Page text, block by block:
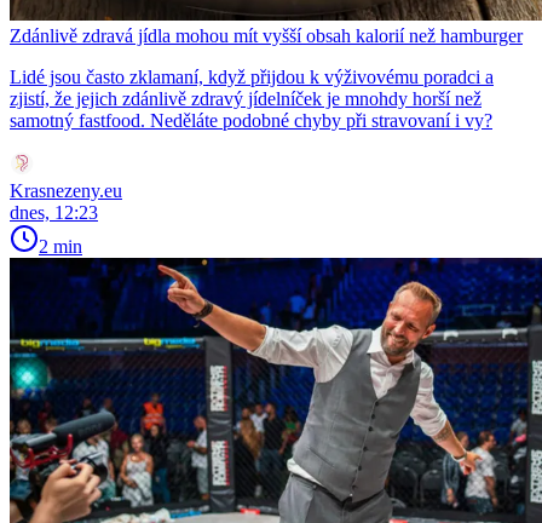
Zdánlivě zdravá jídla mohou mít vyšší obsah kalorií než hamburger
Lidé jsou často zklamaní, když přijdou k výživovému poradci a
zjistí, že jejich zdánlivě zdravý jídelníček je mnohdy horší než
samotný fastfood. Neděláte podobné chyby při stravovaní i vy?
Krasnezeny.eu
dnes, 12:23
2 min